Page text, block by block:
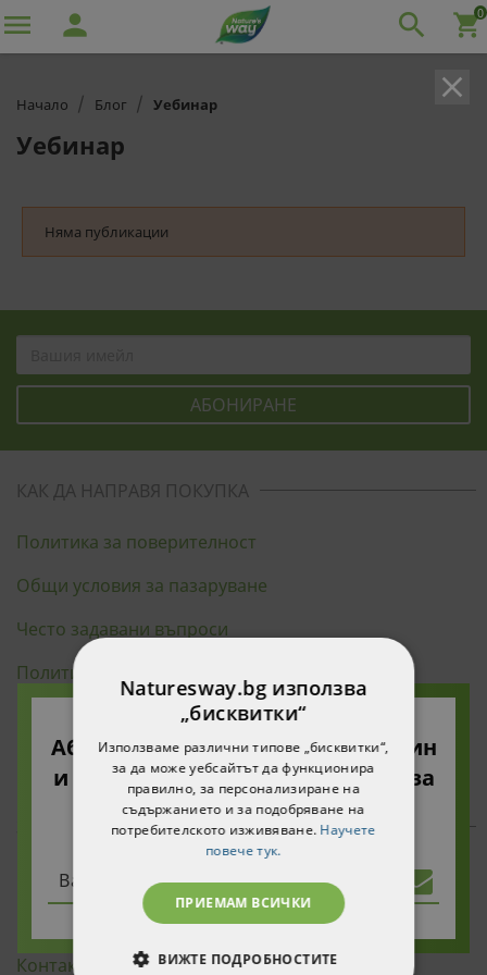
 shopping_cart0

person
Начало Блог Уебинар
Уебинар
Няма публикации
clear
Абонирайте се за нашия бюлетин
и ще получите 10% намаление за
вашата първа поръчка!
КАК ДА НАПРАВЯ ПОКУПКА
Политика за поверителност
Общи условия за пазаруване
Често задавани въпроси
Политика за бисквитките
Карта на сайта
ЗА КОМПАНИЯТА
Научи повече за нас
НАШИТЕ МАРКИ
Контакти
Naturesway.bg използва
„бисквитки“
Използваме различни типове „бисквитки“,
за да може уебсайтът да функционира
правилно, за персонализиране на
съдържанието и за подобряване на
потребителското изживяване. Научете
повече тук.
ПРИЕМАМ ВСИЧКИ
ВИЖТЕ ПОДРОБНОСТИТЕ